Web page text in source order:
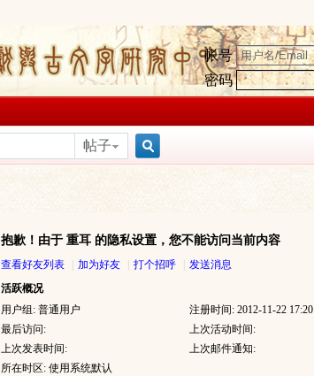
帐号
密码
帖子
索
抱歉！由于 重耳 的隐私设置，您不能访问当前内容
查看好友列表 加为好友 打个招呼
发送消息
活跃概况
用户组: 普通用户
注册时间: 2012-11-22 17:20
最后访问:
上次活动时间:
上次发表时间:
上次邮件通知:
所在时区: 使用系统默认